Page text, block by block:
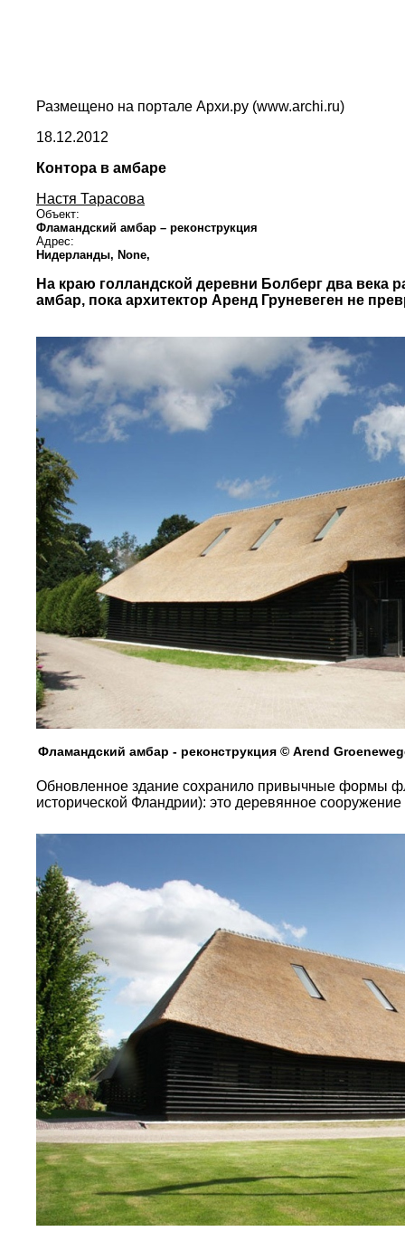
Размещено на портале Архи.ру (www.archi.ru)
18.12.2012
Контора в амбаре
Настя Тарасова
Объект:
Фламандский амбар – реконструкция
Адрес:
Нидерланды, None,
На краю голландской деревни Болберг два века
амбар, пока архитектор Аренд Груневеген не
Фламандский амбар - реконструкция © Arend
Обновленное здание сохранило привычные формы
исторической Фландрии): это деревянное